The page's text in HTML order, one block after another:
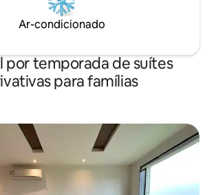
Ar-condicionado
por temporada de suítes
para famílias